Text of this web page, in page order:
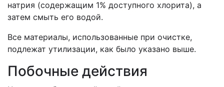
натрия (содержащим 1% доступного хлорита), а
затем смыть его водой.
Все материалы, использованные при очистке,
подлежат утилизации, как было указано выше.
Побочные действия